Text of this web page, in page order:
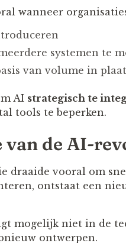
wanneer
systemen te
van volume in
AI strategisch te
tools te beperken.
van de AI-
draaide vooral om
ontstaat een
mogelijk niet in de
ontwerpen.